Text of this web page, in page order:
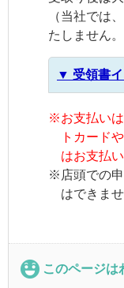
（当社では
たしません。
▼ 受領書
※お支払い
トカード
はお支払
※ 店頭での
はできま
このページは